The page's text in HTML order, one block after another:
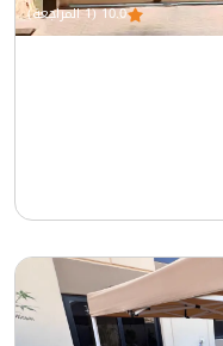
10.0 (1 المراجعة)